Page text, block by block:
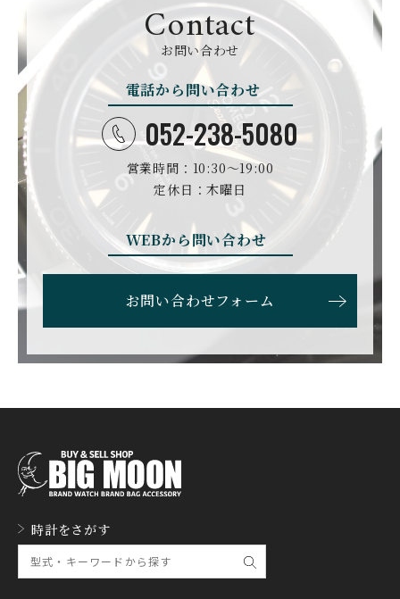
CARTIER CHANEL
シャネル
CHOPARD
ショパール
SEIKO
セイコー
GLASHUTTE ORIGINA
グラスヒュッテ・オリジ
CHRONOSWISS
クロノスイス
ALAIN SILBERSTEIN
アラン・シルベスタイン
CITIZEN
シチズン
BEAUBLEU BELL＆ROSS
BLANCPAIN
ブランパン
BOLDR Supply Compan
y
ンパニー
BREGUET
ブレゲ
BREITLING
ブライトリング
BRUNO SOHNLE Glash
utte
ブルーノ・ゾンレー・ グ
ラスヒュッテ
BVLGARI
ブルガリ
CARL F. BUCHERER
カール F. ブヘラ
CARTIER
カルティエ
CASIO CEDRIC JOHNER
CHANEL
シャネル
クリストファー・ウォー
ド
CHRONOSWISS CITIZEN
Contact
お問い合わせ
電話から問い合わせ
052-238-5080
営業時間：10:30〜19:00
定休日：木曜日
WEBから問い合わせ
お問い合わせフォーム
時計をさがす